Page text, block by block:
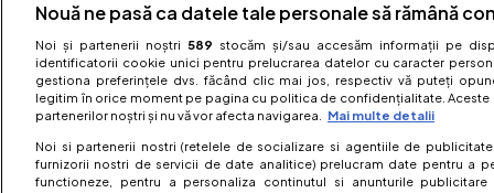
Nouă ne pasă ca datele tale personale să rămână
Noi și partenerii noștri 589 stocăm și/sau accesăm informații pe
identificatorii cookie unici pentru prelucrarea datelor cu caracter
gestiona preferințele dvs. făcând clic mai jos, respectiv vă puteți
legitim în orice moment pe pagina cu politica de confidențialitate. Aceste
partenerilor noștri și nu vă vor afecta navigarea.
Mai multe detalii
Noi si partenerii nostri (retelele de socializare si agentiile de
furnizorii nostri de servicii de date analitice) prelucram date pentru a
functioneze, pentru a personaliza continutul si anunturile